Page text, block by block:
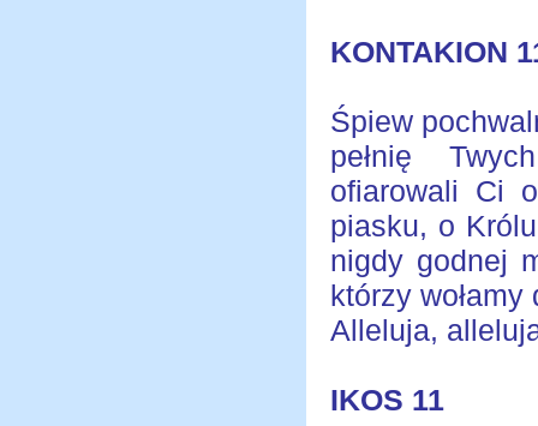
KONTAKION
Śpiew
pełnię
ofiarowali Ci
piasku, o
nigdy godnej
którzy
Alleluja,
IKOS 11